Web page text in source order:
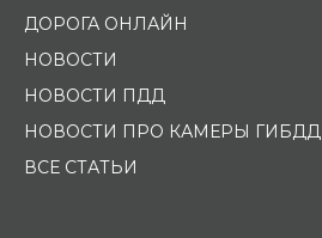
ДОРОГА ОНЛАЙН
НОВОСТИ
НОВОСТИ ПДД
НОВОСТИ ПРО КАМЕРЫ ГИБДД
ВСЕ СТАТЬИ